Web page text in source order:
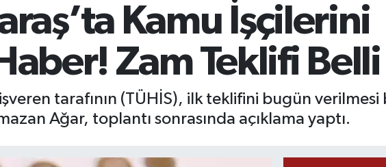
Kamu İşçilerini
Zam Teklifi
tarafının (TÜHİS), ilk teklifini bugün
Ağar, toplantı sonrasında açıklama yaptı.